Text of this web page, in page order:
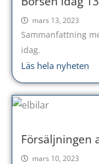
mars 13, 2023
Sammanfattning
idag.
Läs hela nyheten
Försäljningen
mars 10, 2023